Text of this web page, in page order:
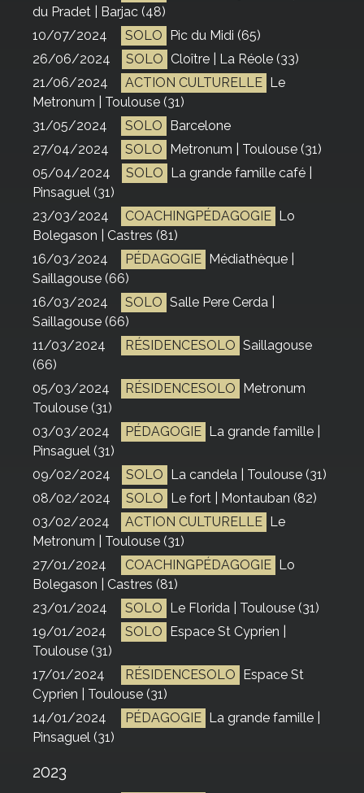
du Pradet | Barjac (48)
10/07/2024
SOLO Pic du Midi (65)
26/06/2024
SOLO Cloître | La Réole (33)
21/06/2024
ACTION CULTURELLE Le
Metronum | Toulouse (31)
31/05/2024
SOLO Barcelone
27/04/2024
SOLO Metronum | Toulouse (31)
05/04/2024
SOLO La grande famille café |
Pinsaguel (31)
23/03/2024
COACHINGPÉDAGOGIE Lo
Bolegason | Castres (81)
16/03/2024
PÉDAGOGIE Médiathèque |
Saillagouse (66)
16/03/2024
SOLO Salle Pere Cerda |
Saillagouse (66)
11/03/2024
RÉSIDENCESOLO Saillagouse
(66)
05/03/2024
RÉSIDENCESOLO Metronum
Toulouse (31)
03/03/2024
PÉDAGOGIE La grande famille |
Pinsaguel (31)
09/02/2024
SOLO La candela | Toulouse (31)
08/02/2024
SOLO Le fort | Montauban (82)
03/02/2024
ACTION CULTURELLE Le
Metronum | Toulouse (31)
27/01/2024
COACHINGPÉDAGOGIE Lo
Bolegason | Castres (81)
23/01/2024
SOLO Le Florida | Toulouse (31)
19/01/2024
SOLO Espace St Cyprien |
Toulouse (31)
17/01/2024
RÉSIDENCESOLO Espace St
Cyprien | Toulouse (31)
14/01/2024
PÉDAGOGIE La grande famille |
Pinsaguel (31)
2023